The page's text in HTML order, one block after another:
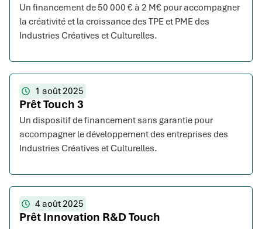
Un financement de 50 000 € à 2 M€ pour accompagner
la créativité et la croissance des TPE et PME des
Industries Créatives et Culturelles.
1 août 2025
Prêt Touch 3
Un dispositif de financement sans garantie pour
accompagner le développement des entreprises des
Industries Créatives et Culturelles.
4 août 2025
Prêt Innovation R&D Touch